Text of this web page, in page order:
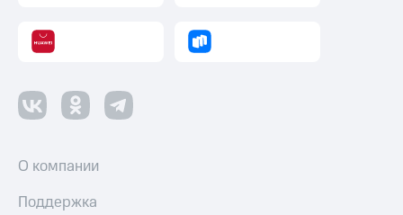
О компании
Поддержка